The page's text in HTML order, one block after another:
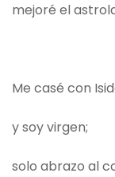
mejoré el
Me casé con
y soy virgen;
solo abrazo al